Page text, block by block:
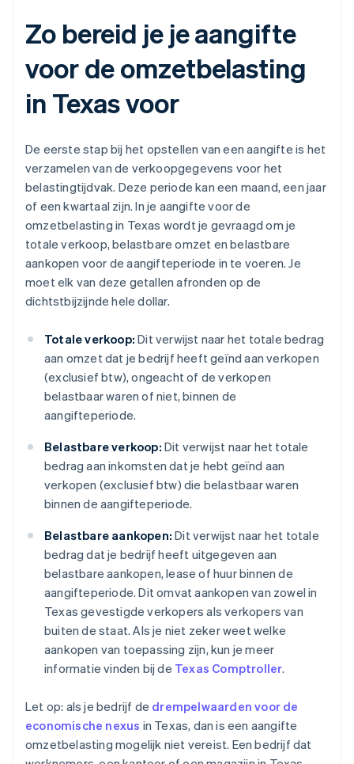
Zo bereid je je aangifte
voor de omzetbelasting
in Texas voor
De eerste stap bij het opstellen van een aangifte is het
verzamelen van de verkoopgegevens voor het
belastingtijdvak. Deze periode kan een maand, een jaar
of een kwartaal zijn. In je aangifte voor de
omzetbelasting in Texas wordt je gevraagd om je
totale verkoop, belastbare omzet en belastbare
aankopen voor de aangifteperiode in te voeren. Je
moet elk van deze getallen afronden op de
dichtstbijzijnde hele dollar.
Totale verkoop: Dit verwijst naar het totale bedrag
aan omzet dat je bedrijf heeft geïnd aan verkopen
(exclusief btw), ongeacht of de verkopen
belastbaar waren of niet, binnen de
aangifteperiode.
Belastbare verkoop: Dit verwijst naar het totale
bedrag aan inkomsten dat je hebt geïnd aan
verkopen (exclusief btw) die belastbaar waren
binnen de aangifteperiode.
Belastbare aankopen: Dit verwijst naar het totale
bedrag dat je bedrijf heeft uitgegeven aan
belastbare aankopen, lease of huur binnen de
aangifteperiode. Dit omvat aankopen van zowel in
Texas gevestigde verkopers als verkopers van
buiten de staat. Als je niet zeker weet welke
aankopen van toepassing zijn, kun je meer
informatie vinden bij de Texas Comptroller.
Let op: als je bedrijf de drempelwaarden voor de
economische nexus in Texas, dan is een aangifte
omzetbelasting mogelijk niet vereist. Een bedrijf dat